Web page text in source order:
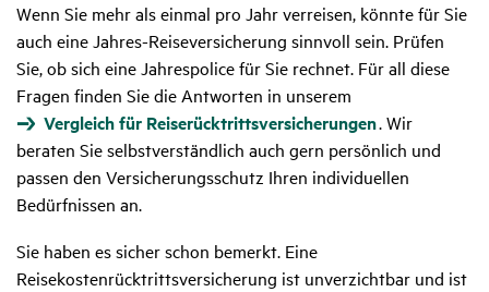
​​​​​Wenn Sie mehr als einmal pro Jahr verreisen, könnte für Sie
auch eine Jahres-Reiseversicherung sinnvoll sein. Prüfen
Sie, ob sich eine Jahrespolice für Sie rechnet. Für all diese
Fragen finden Sie die Antworten in unserem
Vergleich für Reiserücktrittsversicherungen. Wir
beraten Sie selbstverständlich auch gern persönlich und
passen den Versicherungsschutz Ihren individuellen
Bedürfnissen an.
Sie haben es sicher schon bemerkt. Eine
Reisekostenrücktrittsversicherung ist unverzichtbar und ist